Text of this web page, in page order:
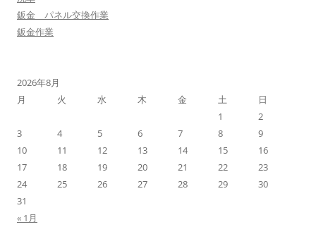
鈑金 パネル交換作業
鈑金作業
2026年8月
月
火 水 木 金 土
日
1
2
3
4 5 6 7 8
9
10
11 12 13 14 15
16
17
18 19 20 21 22
23
24
25 26 27 28 29
30
31
« 1月